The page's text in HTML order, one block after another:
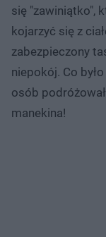
Post
się "zawiniątko",
kojarzyć się z
zabezpieczony
niepokój. Co
osób
manekina!